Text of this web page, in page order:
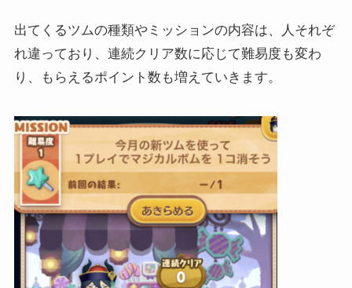
出てくるツムの種類やミッションの内容は、人それぞ
れ違っており、連続クリア数に応じて難易度も変わ
り、もらえるポイント数も増えていきます。